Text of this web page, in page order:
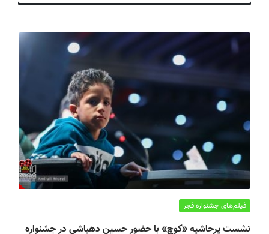
ف
س
فیلم‌های جشنواره فجر
نشست پرحاشیه «کوچ» با حضور حسین دهباشی در جشنواره